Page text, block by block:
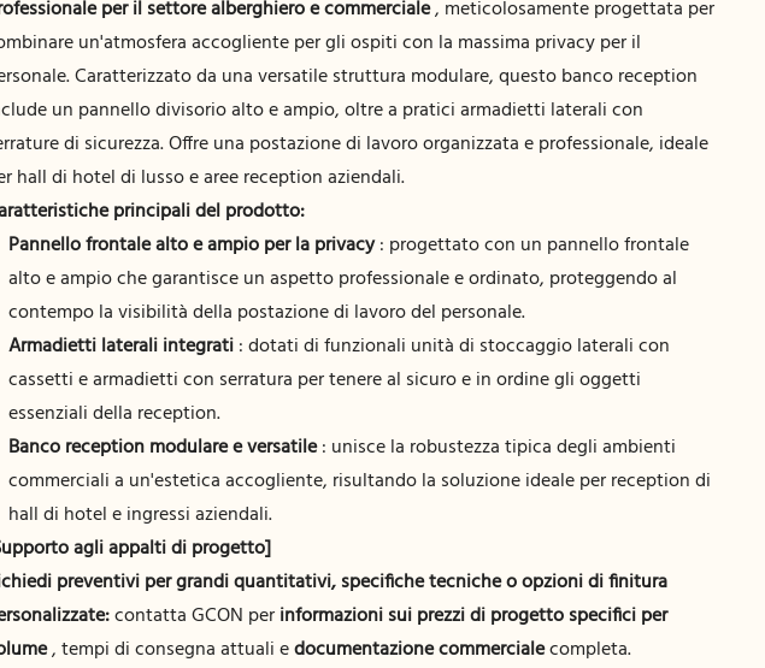
per il settore alberghiero e commerciale, meticolosamente progettata per
un'atmosfera accogliente per gli ospiti con la massima privacy per il
Caratterizzato da una versatile struttura modulare, questo banco reception
un pannello divisorio alto e ampio, oltre a pratici armadietti laterali con
di sicurezza. Offre una postazione di lavoro organizzata e professionale, ideale
hall di hotel di lusso e aree reception aziendali.
principali del prodotto:
Pannello frontale alto e ampio per la privacy: progettato con un pannello frontale
alto e ampio che garantisce un aspetto professionale e ordinato, proteggendo al
contempo la visibilità della postazione di lavoro del personale.
Armadietti laterali integrati: dotati di funzionali unità di stoccaggio laterali con
cassetti e armadietti con serratura per tenere al sicuro e in ordine gli oggetti
essenziali della reception.
Banco reception modulare e versatile: unisce la robustezza tipica degli ambienti
commerciali a un'estetica accogliente, risultando la soluzione ideale per reception di
hall di hotel e ingressi aziendali.
agli appalti di progetto]
preventivi per grandi quantitativi, specifiche tecniche o opzioni di finitura
contatta GCON perinformazioni sui prezzi di progetto specifici per
, tempi di consegna attuali edocumentazione commercialecompleta.